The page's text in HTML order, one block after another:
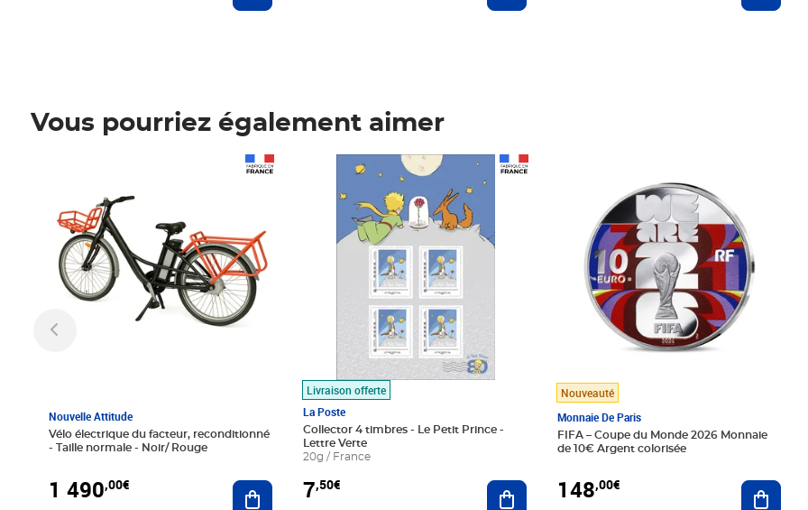
Vous pourriez également aimer
Nouvelle Attitude
Vélo électrique du facteur, reconditionné
- Taille normale - Noir/ Rouge
1 490,00€ Ajouter au panier
Livraison offerte
La Poste
Collector 4 timbres - Le Petit Prince -
Lettre Verte
20g / France
7,50€
Prix 7,50€
Ajouter au panier
Nouveauté
Monnaie De Paris
FIFA – Coupe du Monde 2026 Monnaie
de 10€ Argent colorisée
148,00€